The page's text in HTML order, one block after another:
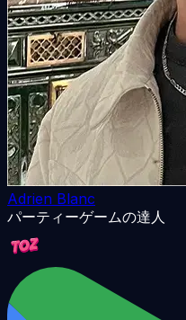
Adrien Blanc
パーティーゲームの達人